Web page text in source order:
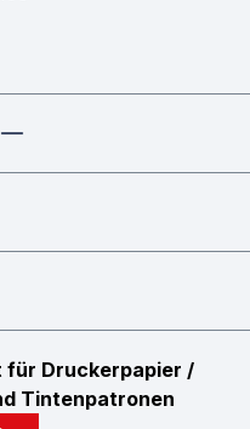
für Druckerpapier /
Tintenpatronen